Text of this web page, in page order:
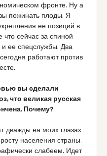
фронте. Ну а
пожинать плоды. Я
ее позиций в
сейчас за спиной
и ее спецслужбы. Два
работают против
вы сделали
что великая русская
Почему?
дважды на моих глазах
населения страны.
слабеем. Идет